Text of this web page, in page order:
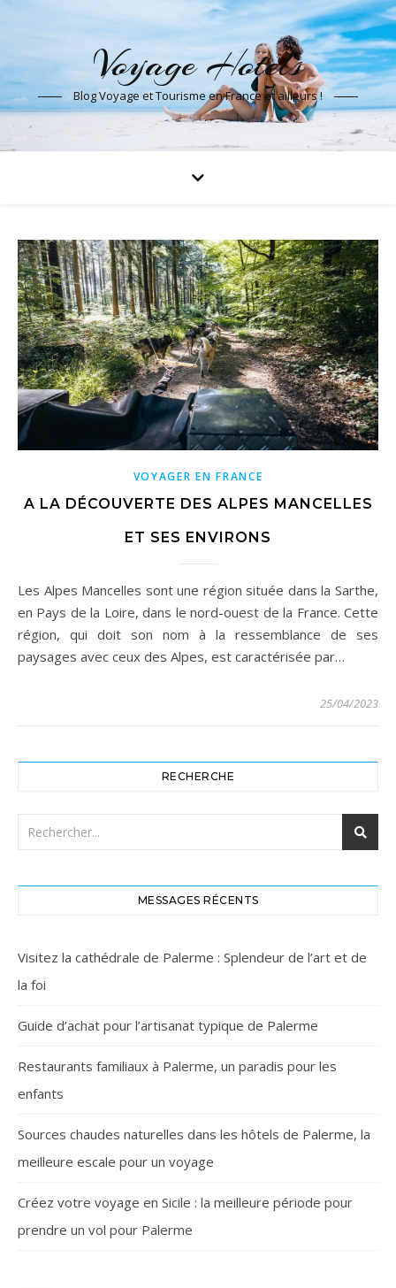
Voyage Hotels
Blog Voyage et Tourisme en France et ailleurs !
VOYAGER EN FRANCE
A LA DÉCOUVERTE DES ALPES MANCELLES
ET SES ENVIRONS
Les Alpes Mancelles sont une région située dans la Sarthe,
en Pays de la Loire, dans le nord-ouest de la France. Cette
région, qui doit son nom à la ressemblance de ses
paysages avec ceux des Alpes, est caractérisée par…
25/04/2023
RECHERCHE
MESSAGES RÉCENTS
Visitez la cathédrale de Palerme : Splendeur de l’art et de
la foi
Guide d’achat pour l’artisanat typique de Palerme
Restaurants familiaux à Palerme, un paradis pour les
enfants
Sources chaudes naturelles dans les hôtels de Palerme, la
meilleure escale pour un voyage
Créez votre voyage en Sicile : la meilleure période pour
prendre un vol pour Palerme